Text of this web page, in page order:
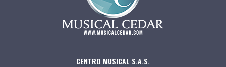
CENTRO MUSICAL S.A.S.